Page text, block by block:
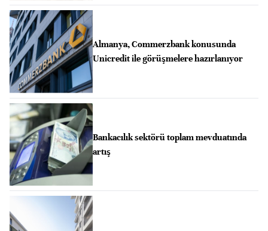
Almanya, Commerzbank konusunda
Unicredit ile görüşmelere hazırlanıyor
Bankacılık sektörü toplam mevduatında
artış